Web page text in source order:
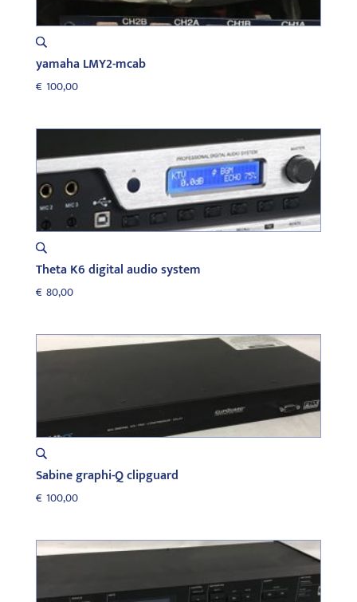
yamaha LMY2-mcab
€ 100,00
Theta K6 digital audio system
€ 80,00
Sabine graphi-Q clipguard
€ 100,00